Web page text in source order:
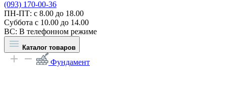
(093) 170-00-36
ПН-ПТ: c 8.00 до 18.00
Суббота с 10.00 до 14.00
ВС: В телефонном режиме
Каталог товаров
Фундамент